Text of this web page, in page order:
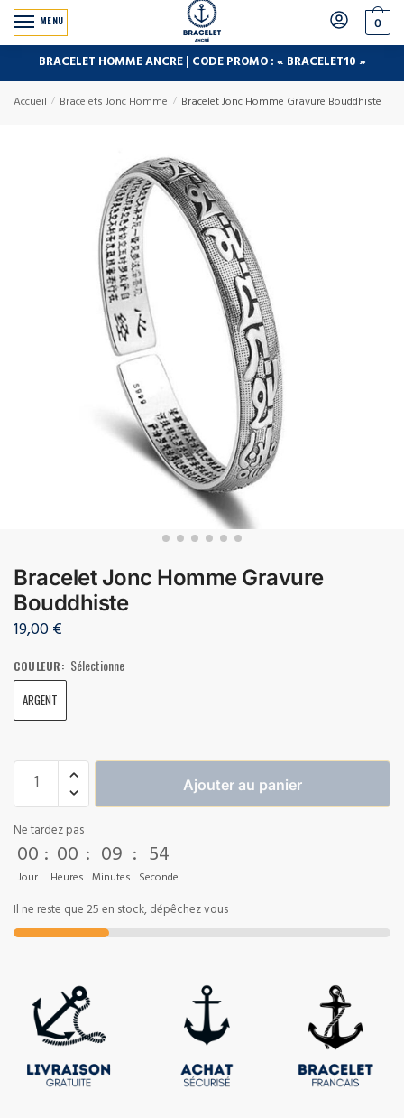
MENU 0
BRACELET HOMME ANCRE | CODE PROMO : « BRACELET10 »
Accueil / Bracelets Jonc Homme / Bracelet Jonc Homme Gravure Bouddhiste
Bracelet Jonc Homme Gravure
Bouddhiste
19,00€
COULEUR: Sélectionne
ARGENT
Ajouter au panier
Ne tardez pas
00
Jour
: 00
Heures
: 09
Minutes
: 54
Seconde
Il ne reste que 25 en stock, dépêchez vous